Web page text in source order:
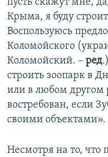
пусть скажут мне,
Крыма, я буду
Воспользуюсь
Коломойского
Коломойский. – ред.
строить зоопарк в
или в любом другом
востребован, если
своими объектами».
Несмотря на то, что